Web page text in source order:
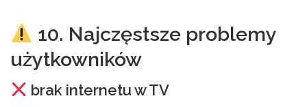
10. Najczęstsze problemy
użytkowników
brak internetu w TV